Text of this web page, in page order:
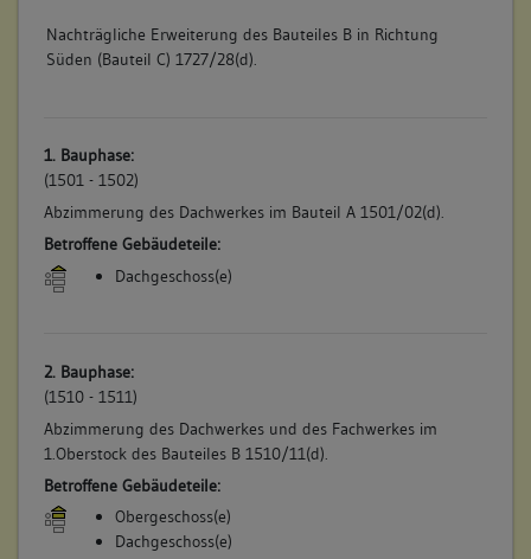
Nachträgliche Erweiterung des Bauteiles B in Richtung
Süden (Bauteil C) 1727/28(d).
1. Bauphase:
(1501 - 1502)
Abzimmerung des Dachwerkes im Bauteil A 1501/02(d).
Betroffene Gebäudeteile:
Dachgeschoss(e)
2. Bauphase:
(1510 - 1511)
Abzimmerung des Dachwerkes und des Fachwerkes im
1.Oberstock des Bauteiles B 1510/11(d).
Betroffene Gebäudeteile:
Obergeschoss(e)
Dachgeschoss(e)